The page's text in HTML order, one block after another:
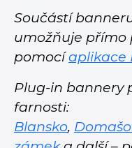
Součástí
umožňuje přímo
pomocíaplikace
Plug-in bannery
farnosti:
Blansko,